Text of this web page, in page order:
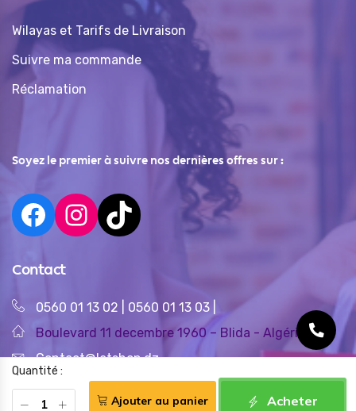
Quantité :
Acheter
Ajouter au panier
Wilayas et Tarifs de Livraison
Suivre ma commande
Réclamation
Soyez le premier à suivre nos dernières offres sur :
Contact
0560 01 13 02 0560 01 13 03
Boulevard 11 decembre 1960 – Blida - Algérie
Contact@letshop.dz